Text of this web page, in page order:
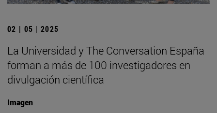
02 | 05 | 2025
La Universidad y The Conversation España
forman a más de 100 investigadores en
divulgación científica
Imagen